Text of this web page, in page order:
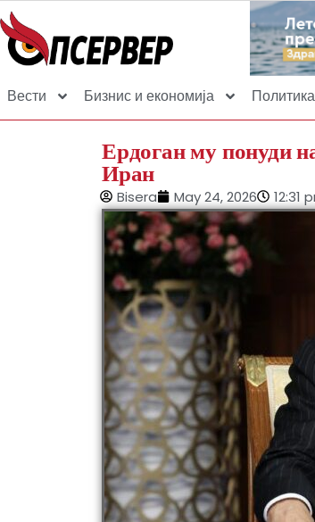
Вести Бизнис и економија Политика
Ердоган му понуди
Иран
Bisera May 24, 2026 12:31